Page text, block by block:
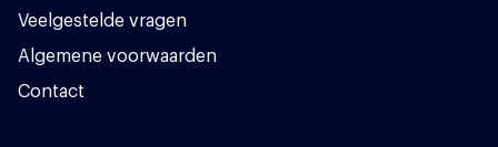
Veelgestelde vragen
Algemene voorwaarden
Contact